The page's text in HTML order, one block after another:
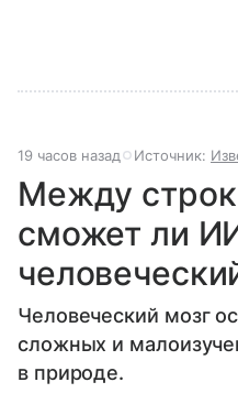
19 часов назад Источник:
Между
сможет ли
Человеческий мозг
сложных и
в природе.